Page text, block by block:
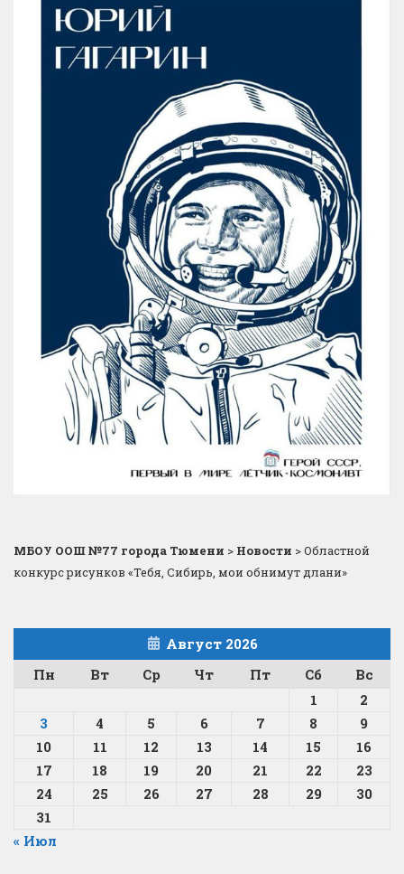
МБОУ ООШ №77 города Тюмени > Новости >Областной
конкурс рисунков «Тебя, Сибирь, мои обнимут длани»
Август 2026
Пн
Вт Ср Чт Пт Сб
Вс
1
2
3
4 5 6 7 8
9
10
11 12 13 14 15
16
17
18 19 20 21 22
23
24
25 26 27 28 29
30
31
« Июл